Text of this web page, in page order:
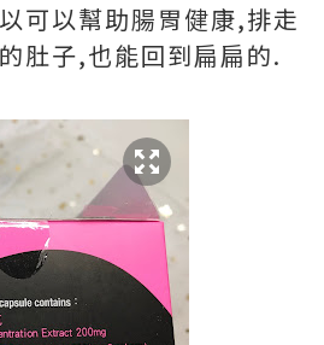
可以幫助腸胃健康,排走
肚子,也能回到扁扁的.